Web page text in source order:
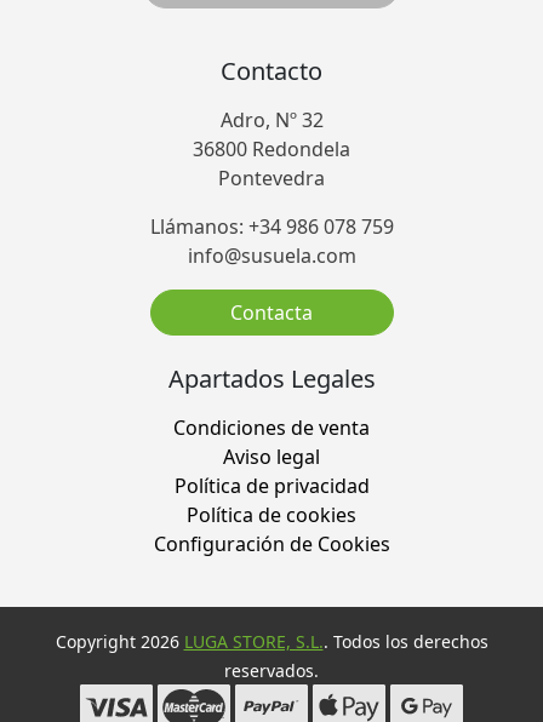
Contacto
Adro, Nº 32
36800 Redondela
Pontevedra
Llámanos: +34 986 078 759
info@susuela.com
Contacta
Apartados Legales
Condiciones de venta
Aviso legal
Política de privacidad
Política de cookies
Configuración de Cookies
Copyright 2026 LUGA STORE, S.L.. Todos los derechos
reservados.